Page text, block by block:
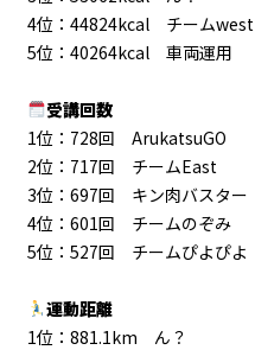
4位：44824kcal チームwest
5位：40264kcal 車両運用
受講回数
1位：728回 ArukatsuGO
2位：717回 チームEast
3位：697回 キン肉バスター
4位：601回 チームのぞみ
5位：527回 チームぴよぴよ
運動距離
1位：881.1km ん？